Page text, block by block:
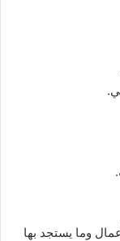
وما يستجد بها